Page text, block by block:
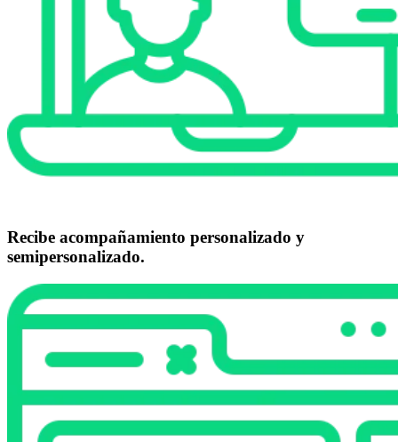
Recibe acompañamiento personalizado y
semipersonalizado.